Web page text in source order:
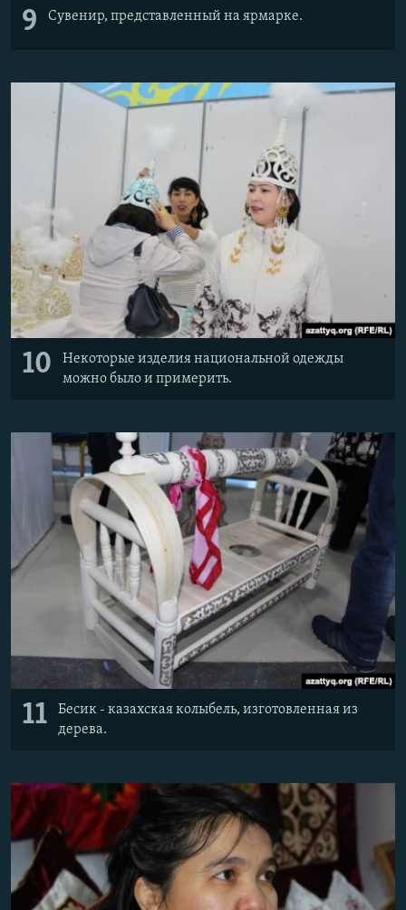
9 Сувенир, представленный на ярмарке.
10
Некоторые изделия национальной одежды
можно было и примерить.
11
Бесик - казахская колыбель, изготовленная из
дерева.